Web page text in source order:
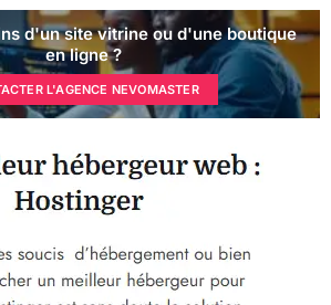
d'un site vitrine ou d'une boutique
en ligne ?
L'AGENCE NEVOMASTER